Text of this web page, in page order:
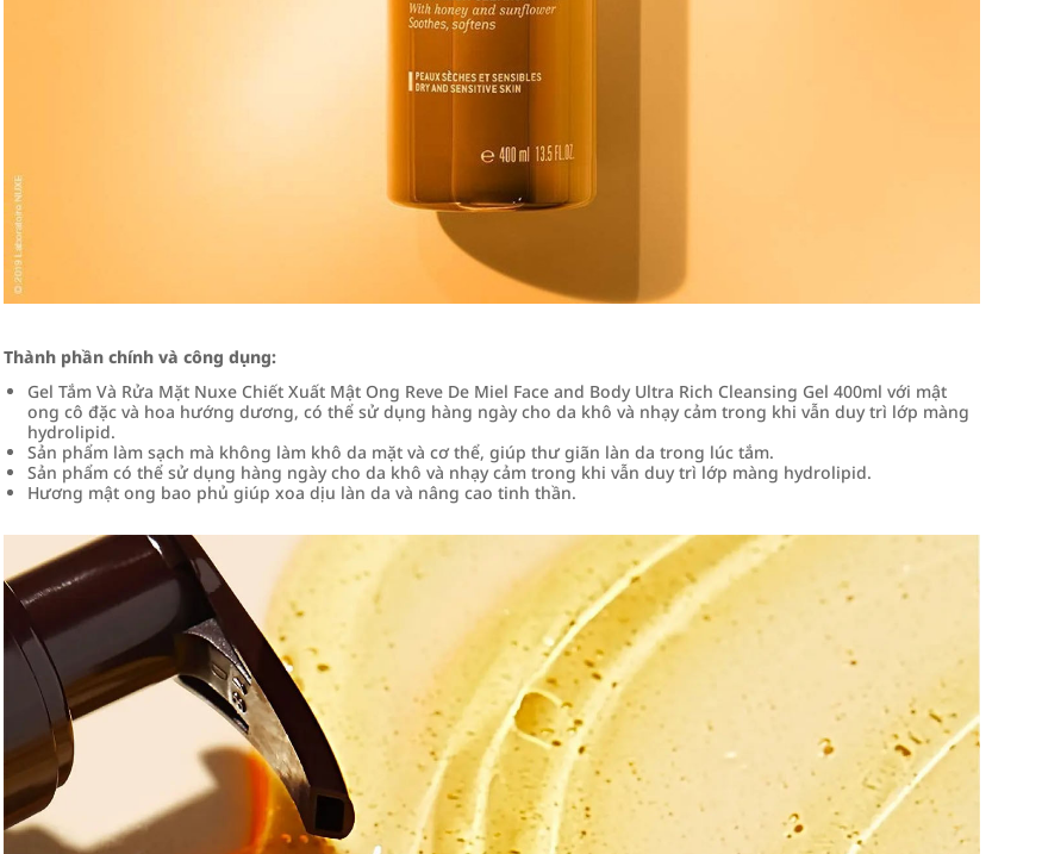
Thành phần chính và công dụng:
Gel Tắm Và Rửa Mặt Nuxe Chiết Xuất Mật Ong Reve De Miel Face and Body Ultra Rich Cleansing Gel 400ml với mật
ong cô đặc và hoa hướng dương, có thể sử dụng hàng ngày cho da khô và nhạy cảm trong khi vẫn duy trì lớp màng
hydrolipid.
Sản phẩm làm sạch mà không làm khô da mặt và cơ thể, giúp thư giãn làn da trong lúc tắm.
Sản phẩm có thể sử dụng hàng ngày cho da khô và nhạy cảm trong khi vẫn duy trì lớp màng hydrolipid.
Hương mật ong bao phủ giúp xoa dịu làn da và nâng cao tinh thần.